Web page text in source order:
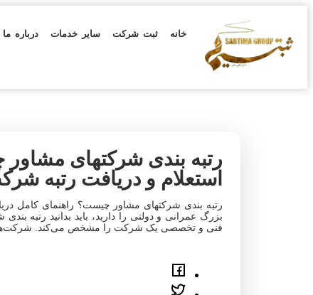
خانه ثبت شرکت سایر خدمات درباره ما
رتبه بندی شرکتهای
استعلام و دریافت رتبه
رتبه بندی شرکتهای مشاور چیست؟ راهنمای کامل
بزرگ عمرانی و دولتی را دارید، باید بدانید رتبه
فنی و تخصصی یک شرکت را مشخص می‌کند. شرکت‌هایی